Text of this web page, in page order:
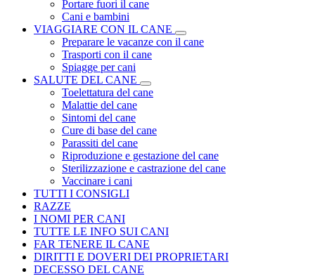
Portare fuori il cane
Cani e bambini
VIAGGIARE CON IL CANE
Preparare le vacanze con il cane
Trasporti con il cane
Spiagge per cani
SALUTE DEL CANE
Toelettatura del cane
Malattie del cane
Sintomi del cane
Cure di base del cane
Parassiti del cane
Riproduzione e gestazione del cane
Sterilizzazione e castrazione del cane
Vaccinare i cani
TUTTI I CONSIGLI
RAZZE
I NOMI PER CANI
TUTTE LE INFO SUI CANI
FAR TENERE IL CANE
DIRITTI E DOVERI DEI PROPRIETARI
DECESSO DEL CANE